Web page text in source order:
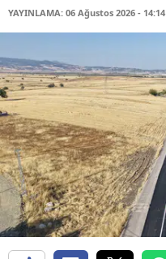
YAYINLAMA: 06 Ağustos 2026 - 14:14